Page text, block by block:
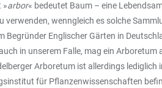
»arbor« bedeutet Baum – eine
wenngleich es solche
Begründer Englischer Gärten in
in unserem Falle, mag ein Arboretum
Arboretum ist allerdings lediglich
für Pflanzenwissenschaften